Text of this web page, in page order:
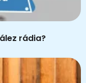
rádia?